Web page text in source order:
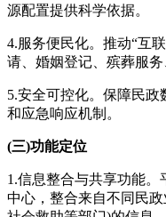
源配置提供科学依据。
4.服务便民化。推动“互
请、婚姻登记、殡葬服务
5.安全可控化。保障民
和应急响应机制。
(三)功能定位
1.信息整合与共享功能
中心，整合来自不同民